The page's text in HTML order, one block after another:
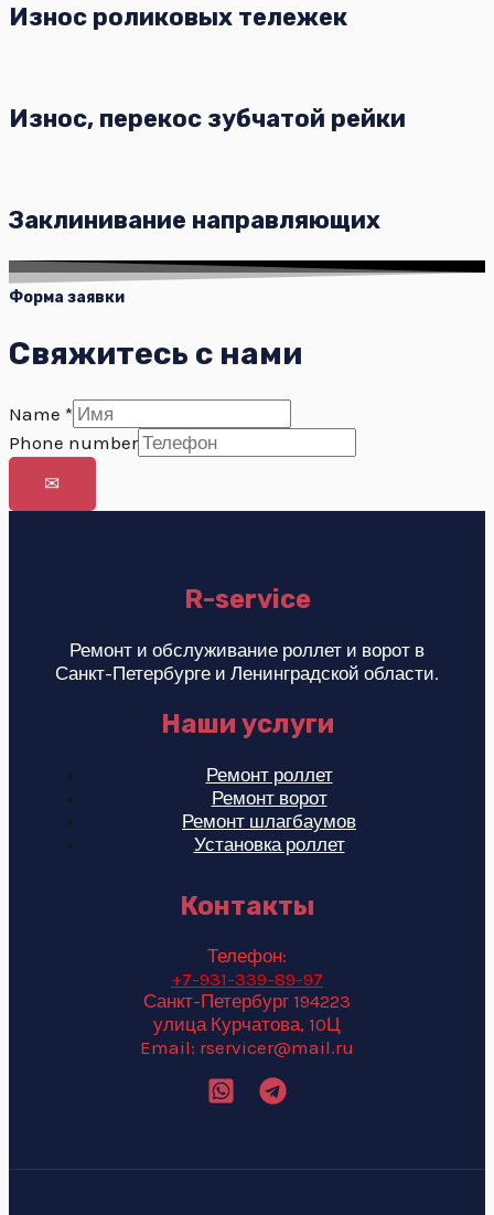
Износ роликовых тележек
Износ, перекос зубчатой рейки
Заклинивание направляющих
Форма заявки
Свяжитесь с нами
Name *
Phone number
✉
R-service
Ремонт и обслуживание роллет и ворот в
Санкт-Петербурге и Ленинградской области.
Наши услуги
Ремонт роллет
Ремонт ворот
Ремонт шлагбаумов
Установка роллет
Контакты
Телефон:
+7-931-339-89-97
Санкт-Петербург 194223
улица Курчатова, 10Ц
Email: rservicer@mail.ru